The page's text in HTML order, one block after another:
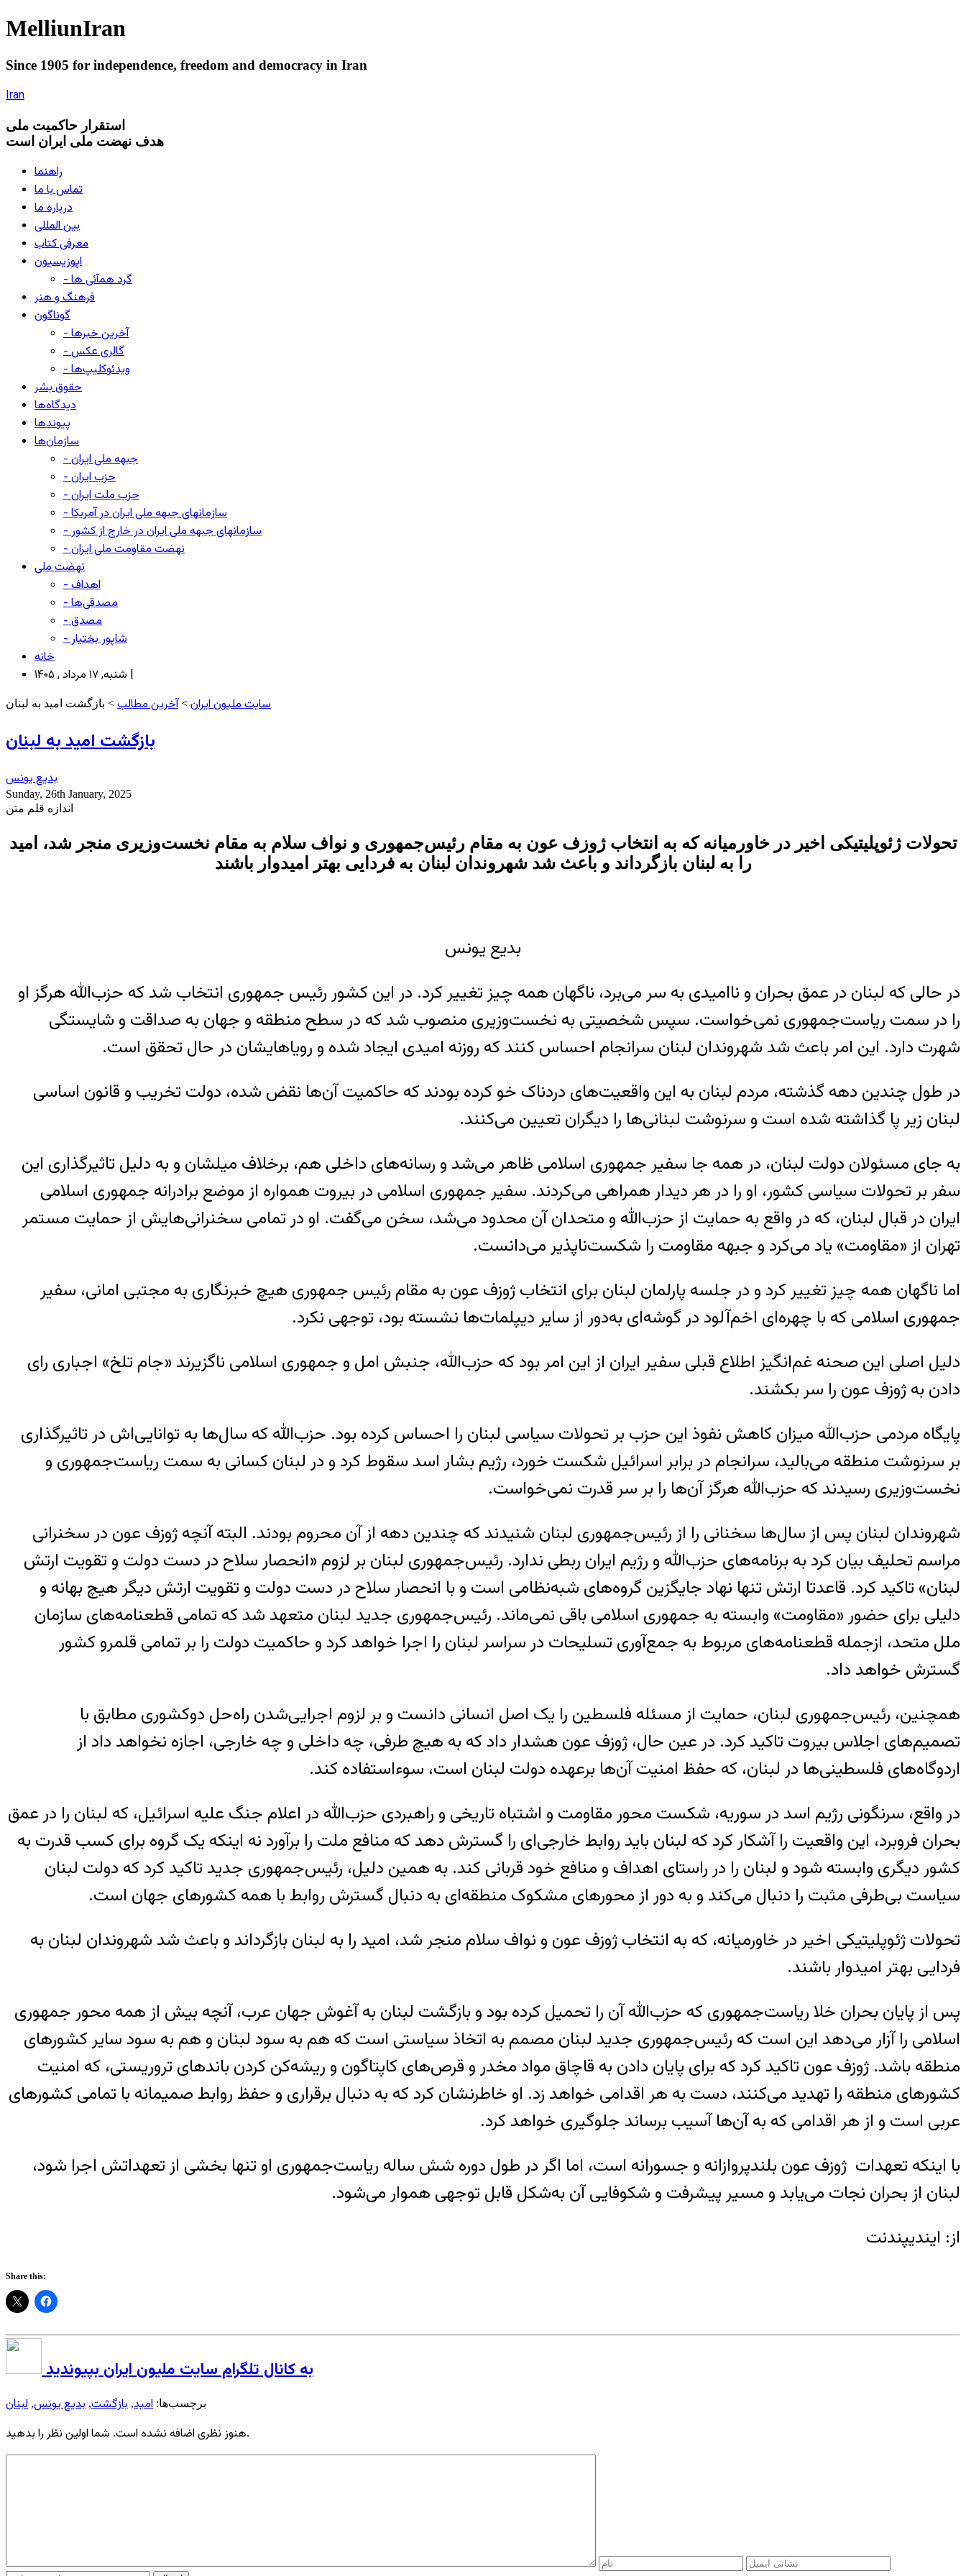
MelliunIran
Since 1905 for independence, freedom and democracy in Iran
Iran
استقرار حاکميت ملی
هدف نهضت ملی ایران است
راهنما
تماس با ما
درباره ما
بین المللی
معرفی کتاب
اپوزیسیون
- گرد همآئی ها
فرهنگ و هنر
گوناگون
- آخرین خبرها
- گالری عکس
- ویدئوکلیپ‌ها
حقوق بشر
دیدگاه‌ها
پیوندها
سازمان‌ها
- جبهه ملی ایران
- حزب ایران
- حزب ملت ایران
- سازمانهای جبهه ملی ایران در آمریکا
- سازمانهای جبهه ملی ایران در خارج از کشور
- نهضت مقاومت ملی ایران
نهضت ملی
- اهداف
- مصدقی‌ها
- مصدق
- شاپور بختیار
خانه
شنبه, ۱۷ مرداد , ۱۴۰۵ |
سایت ملیون ایران >آخرین مطالب > بازگشت امید به لبنان
بازگشت امید به لبنان
بدیع یونس
Sunday, 26th January, 2025
اندازه قلم متن
تحولات ژئوپلیتیکی اخیر در خاورمیانه که به انتخاب ژوزف عون به مقام رئیس‌جمهوری و نواف سلام به مقام نخست‌وزیری منجر شد، امید
را به لبنان بازگرداند و باعث شد شهروندان لبنان به فردایی بهتر امیدوار باشند
بدیع یونس
در حالی که لبنان در عمق بحران و ناامیدی به سر می‌برد، ناگهان همه چیز تغییر کرد. در این کشور رئیس‌ جمهوری انتخاب شد که حزب‌الله هرگز او
را در سمت ریاست‌جمهوری نمی‌خواست. سپس شخصیتی به نخست‌وزیری منصوب شد که در سطح منطقه و جهان به صداقت و شایستگی
شهرت دارد. این امر باعث شد شهروندان لبنان سرانجام احساس کنند که روزنه امیدی ایجاد شده و رویاهایشان در حال تحقق است.
در طول چندین دهه گذشته، مردم لبنان به این واقعیت‌های دردناک خو کرده‌ بودند که حاکمیت آن‌ها نقض شده، دولت تخریب و قانون اساسی
لبنان زیر پا گذاشته شده است و سرنوشت لبنانی‌ها را دیگران تعیین می‌کنند.
به جای مسئولان دولت لبنان، در همه جا سفیر جمهوری اسلامی ظاهر می‌شد و رسانه‌های داخلی هم، برخلاف میلشان و به دلیل تاثیرگذاری این
سفر بر تحولات سیاسی کشور، او را در هر دیدار همراهی می‌کردند. سفیر جمهوری اسلامی در بیروت همواره از موضع برادرانه جمهوری اسلامی
ایران در قبال لبنان، که در واقع به حمایت از حزب‌الله و متحدان آن محدود می‌شد، سخن می‌گفت. او در تمامی سخنرانی‌هایش از حمایت مستمر
تهران از «مقاومت» یاد می‌کرد و جبهه مقاومت را شکست‌ناپذیر می‌دانست.
اما ناگهان همه چیز تغییر کرد و در جلسه پارلمان لبنان برای انتخاب ژوزف عون به مقام رئیس‌ جمهوری هیچ خبرنگاری به مجتبی امانی، سفیر
جمهوری اسلامی که با چهره‌ای اخم‌آلود در گوشه‌ای به‌دور از سایر دیپلمات‌ها نشسته بود، توجهی نکرد.
دلیل اصلی این صحنه غم‌انگیز اطلاع قبلی سفیر ایران از این امر بود که حزب‌الله، جنبش امل و جمهوری اسلامی ناگزیرند «جام تلخ» اجباری رای
دادن به ژوزف عون را سر بکشند.
پایگاه مردمی حزب‌الله میزان کاهش نفوذ این حزب بر تحولات سیاسی لبنان را احساس کرده بود. حزب‌الله که سال‌ها به توانایی‌اش در تاثیرگذاری
بر سرنوشت منطقه می‌بالید، سرانجام در برابر اسرائیل شکست خورد، رژیم بشار اسد سقوط کرد و در لبنان کسانی به سمت ریاست‌جمهوری و
نخست‌وزیری رسیدند که حزب‌الله هرگز آن‌ها را بر سر قدرت نمی‌خواست.
شهروندان لبنان پس از سال‌ها سخنانی را از رئیس‌جمهوری لبنان شنیدند که چندین دهه از آن محروم بودند. البته آنچه ژوزف عون در سخنرانی
مراسم تحلیف بیان کرد به برنامه‌های حزب‌الله و رژیم ایران ربطی ندارد. رئیس‌جمهوری لبنان بر لزوم «انحصار سلاح در دست دولت و تقویت ارتش
لبنان» تاکید کرد. قاعدتا ارتش تنها نهاد جایگزین گروه‌های شبه‌نظامی است و با انحصار سلاح در دست دولت و تقویت ارتش دیگر هیچ بهانه و
دلیلی برای حضور «مقاومت» وابسته به جمهوری اسلامی باقی نمی‌ماند. رئیس‌جمهوری جدید لبنان متعهد شد که تمامی قطعنامه‌های سازمان
ملل متحد، ازجمله قطعنامه‌های مربوط به جمع‌آوری تسلیحات در سراسر لبنان را اجرا خواهد کرد و حاکمیت دولت را بر تمامی قلمرو کشور
گسترش خواهد داد.
همچنین، رئیس‌جمهوری لبنان، حمایت از مسئله فلسطین را یک اصل انسانی دانست و بر لزوم اجرایی‌شدن راه‌حل دوکشوری مطابق با
تصمیم‌های اجلاس بیروت تاکید کرد. در عین حال، ژوزف عون هشدار داد که به هیچ طرفی، چه داخلی و چه خارجی، اجازه نخواهد داد از
اردوگاه‌های فلسطینی‌ها در لبنان، که حفظ امنیت آن‌ها برعهده دولت لبنان است، سوءاستفاده کند.
در واقع،‌ سرنگونی رژیم اسد در سوریه، شکست محور مقاومت و اشتباه تاریخی و راهبردی حزب‌الله در اعلام جنگ علیه اسرائیل، که لبنان را در عمق
بحران فروبرد، این واقعیت را آشکار کرد که لبنان باید روابط خارجی‌ای را گسترش دهد که منافع ملت را برآورد نه اینکه یک گروه برای کسب قدرت به
کشور دیگری وابسته شود و لبنان را در راستای اهداف و منافع خود قربانی کند. به همین دلیل، رئیس‌جمهوری جدید تاکید کرد که دولت لبنان
سیاست بی‌طرفی مثبت را دنبال می‌کند و به دور از محورهای مشکوک منطقه‌ای به دنبال گسترش روابط با همه کشورهای جهان است.
تحولات ژئوپلیتیکی اخیر در خاورمیانه، که به انتخاب ژوزف عون و نواف سلام منجر شد، امید را به لبنان بازگرداند و باعث شد شهروندان لبنان به
فردایی بهتر امیدوار باشند.
پس از پایان بحران خلا ریاست‌جمهوری که حزب‌الله آن را تحمیل کرده بود و بازگشت لبنان به آغوش جهان عرب، آنچه بیش از همه محور جمهوری
اسلامی را آزار می‌دهد این است که رئیس‌جمهوری جدید لبنان مصمم به اتخاذ سیاستی است که هم به سود لبنان و هم به سود سایر کشورهای
منطقه باشد. ژوزف عون تاکید کرد که برای پایان دادن به قاچاق مواد مخدر و قرص‌های کاپتاگون و ریشه‌کن کردن باندهای تروریستی، که امنیت
کشورهای منطقه را تهدید می‌کنند، دست به هر اقدامی خواهد زد. او خاطرنشان کرد که به دنبال برقراری و حفظ روابط صمیمانه با تمامی کشورهای
عربی است و از هر اقدامی که به آن‌ها آسیب برساند جلوگیری خواهد کرد.
با اینکه تعهدات ژوزف عون بلندپروازانه و جسورانه است، اما اگر در طول دوره شش ساله ریاست‌جمهوری او تنها بخشی از تعهداتش اجرا شود،
لبنان از بحران نجات می‌یابد و مسیر پیشرفت و شکوفایی آن به‌شکل قابل توجهی هموار می‌شود.
از: ایندیپندنت
Share this:
به کانال تلگرام سایت ملیون ایران بپیوندید
برچسب‌ها: امید, بازگشت, بدیع یونس, لبنان
هنوز نظری اضافه نشده است. شما اولین نظر را بدهید.